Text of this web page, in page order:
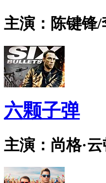
主演：陈键锋
六颗子弹
主演：尚格·